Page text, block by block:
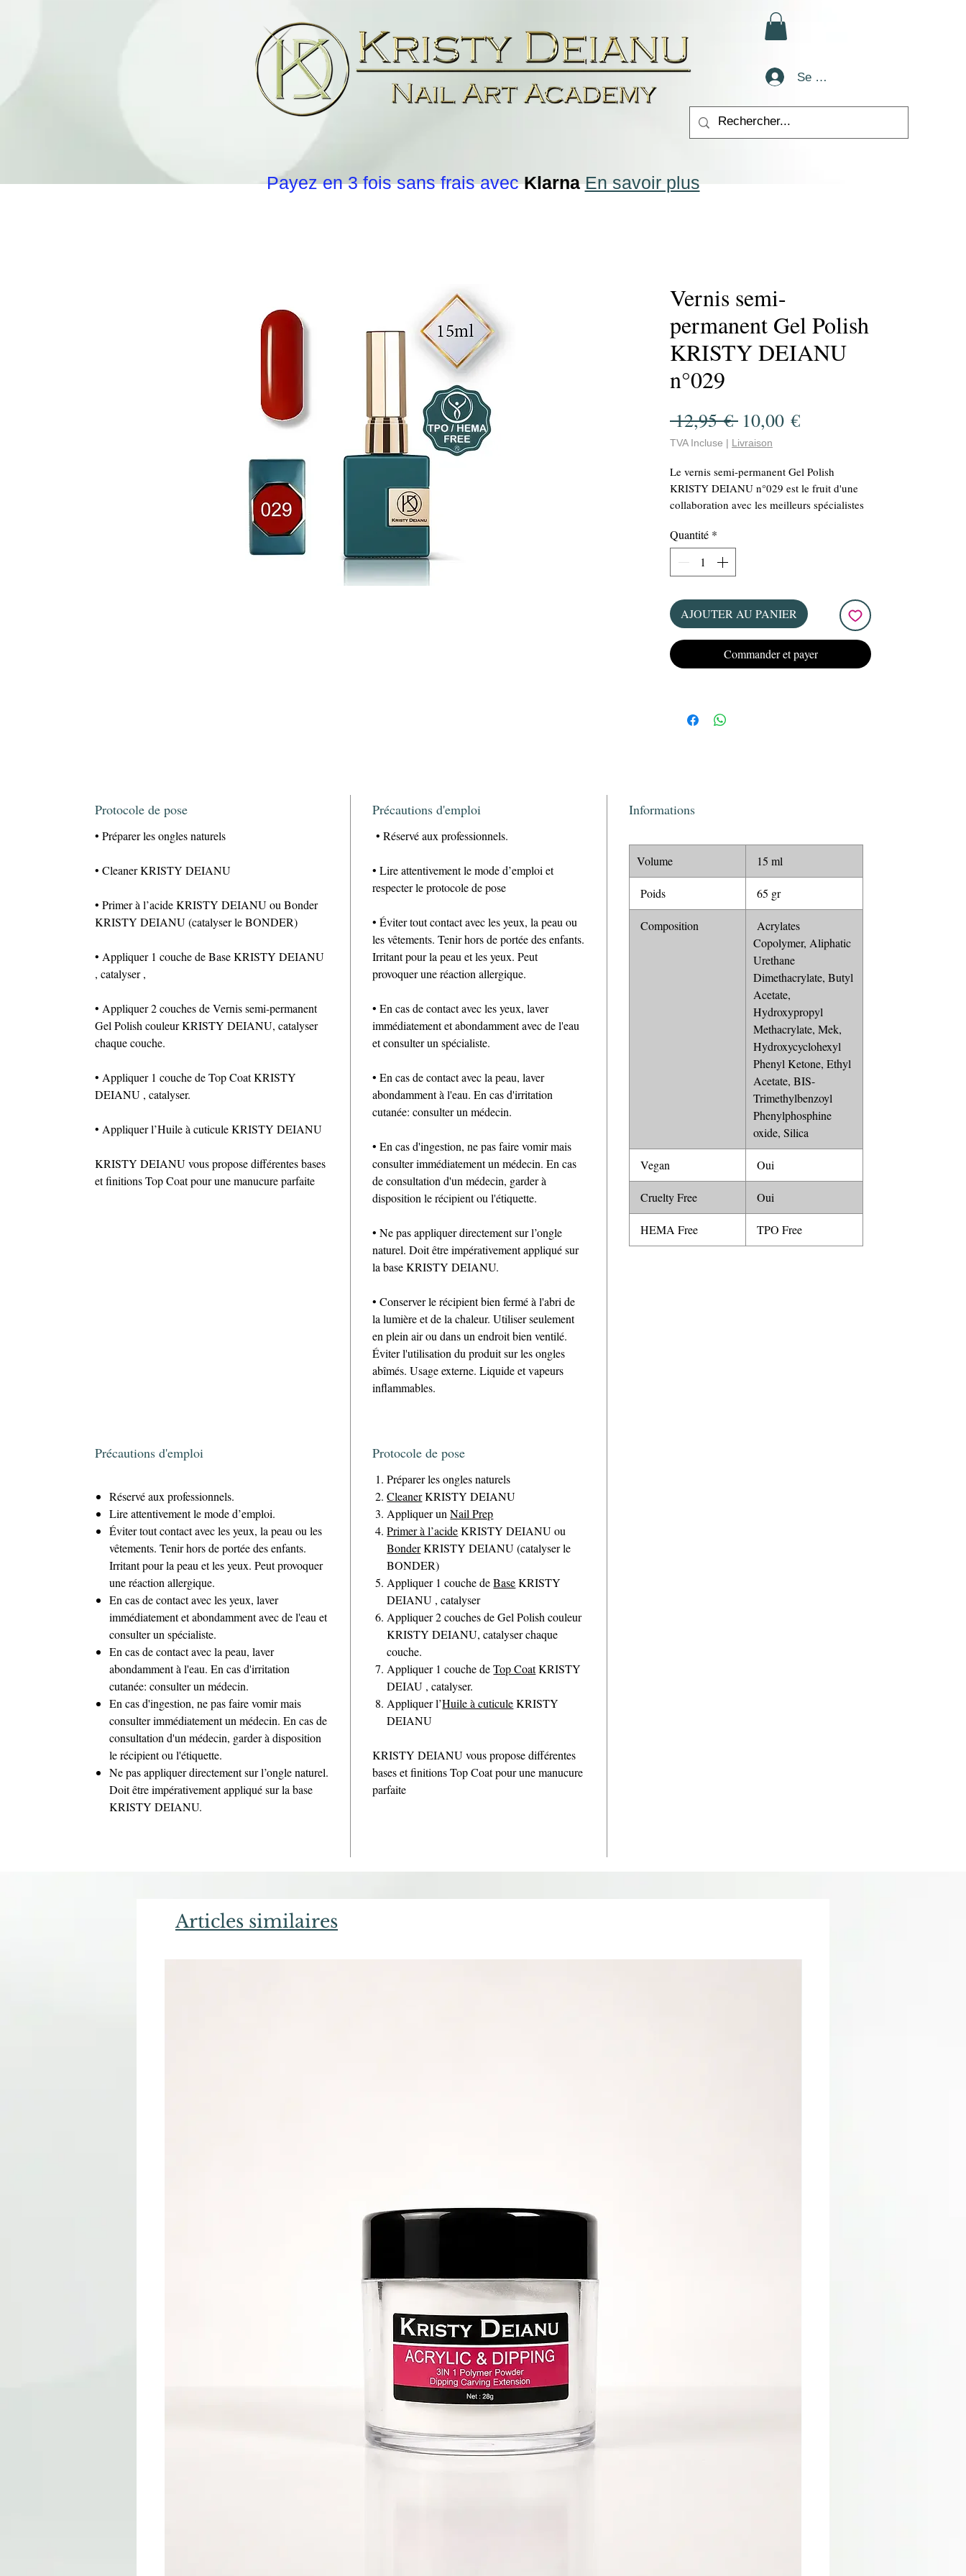
Se connecter
Vernis semi-
permanent Gel Polish
KRISTY DEIANU
n°029
12,95 € Prix
original
10,00 €Prix
TVA Incluse | Livraison
Le vernis semi-permanent Gel Polish
KRISTY DEIANU n°029 est le fruit d'une
collaboration avec les meilleurs spécialistes
vegan et offre une manucure parfaite grâce à
sa grande capacité de couvrance et sa
facilité d'application. Avec une bouteille de
imbattable!!! De plus, sa tenue longue durée
de plusieurs semaines vous assure une
manucure impeccable pour un bon moment.
Offrez à vos ongles un look impeccable et
durable avec le vernis semi-permanent Gel
Quantité *
AJOUTER AU PANIER
Commander et payer
Protocole de pose
• Préparer les ongles naturels
• Cleaner KRISTY DEIANU
• Primer à l’acide KRISTY DEIANU ou Bonder
KRISTY DEIANU (catalyser le BONDER)
• Appliquer 1 couche de Base KRISTY DEIANU
, catalyser ,
• Appliquer 2 couches de Vernis semi-permanent
Gel Polish couleur KRISTY DEIANU, catalyser
chaque couche.
• Appliquer 1 couche de Top Coat KRISTY
DEIANU , catalyser.
• Appliquer l’Huile à cuticule KRISTY DEIANU
KRISTY DEIANU vous propose différentes bases
et finitions Top Coat pour une manucure parfaite
Précautions d'emploi
• Réservé aux professionnels.
• Lire attentivement le mode d’emploi et
respecter le protocole de pose
• Éviter tout contact avec les yeux, la peau ou
les vêtements. Tenir hors de portée des enfants.
Irritant pour la peau et les yeux. Peut
provoquer une réaction allergique.
• En cas de contact avec les yeux, laver
immédiatement et abondamment avec de l'eau
et consulter un spécialiste.
• En cas de contact avec la peau, laver
abondamment à l'eau. En cas d'irritation
cutanée: consulter un médecin.
• En cas d'ingestion, ne pas faire vomir mais
consulter immédiatement un médecin. En cas
de consultation d'un médecin, garder à
disposition le récipient ou l'étiquette.
• Ne pas appliquer directement sur l’ongle
naturel. Doit être impérativement appliqué sur
la base KRISTY DEIANU.
• Conserver le récipient bien fermé à l'abri de
la lumière et de la chaleur. Utiliser seulement
en plein air ou dans un endroit bien ventilé.
Éviter l'utilisation du produit sur les ongles
abîmés. Usage externe. Liquide et vapeurs
inflammables.
Informations
Volume 15 ml
Poids 65 gr
Composition
Acrylates
Copolymer, Aliphatic
Urethane
Dimethacrylate, Butyl
Acetate,
Hydroxypropyl
Methacrylate, Mek,
Hydroxycyclohexyl
Phenyl Ketone, Ethyl
Acetate, BIS-
Trimethylbenzoyl
Phenylphosphine
oxide, Silica
Vegan Oui
Cruelty Free Oui
HEMA Free TPO Free
Précautions d'emploi
Réservé aux professionnels.
Lire attentivement le mode d’emploi.
Éviter tout contact avec les yeux, la peau ou les
vêtements. Tenir hors de portée des enfants.
Irritant pour la peau et les yeux. Peut provoquer
une réaction allergique.
En cas de contact avec les yeux, laver
immédiatement et abondamment avec de l'eau et
consulter un spécialiste.
En cas de contact avec la peau, laver
abondamment à l'eau. En cas d'irritation
cutanée: consulter un médecin.
En cas d'ingestion, ne pas faire vomir mais
consulter immédiatement un médecin. En cas de
consultation d'un médecin, garder à disposition
le récipient ou l'étiquette.
Ne pas appliquer directement sur l’ongle naturel.
Doit être impérativement appliqué sur la base
KRISTY DEIANU.
Protocole de pose
Préparer les ongles naturels
CleanerKRISTY DEIANU
Appliquer unNail Prep
Primer à l’acideKRISTY DEIANU ou
BonderKRISTY DEIANU (catalyser le
BONDER)
Appliquer 1 couche deBaseKRISTY
DEIANU , catalyser
Appliquer 2 couches de Gel Polish couleur
KRISTY DEIANU, catalyser chaque
couche.
Appliquer 1 couche deTop CoatKRISTY
DEIAU , catalyser.
Appliquer l’Huile à cuticuleKRISTY
DEIANU
KRISTY DEIANU vous propose différentes
bases et finitions Top Coat pour une manucure
parfaite
Payez en 3 fois sans frais avecKlarna En savoir plus
Articles similaires